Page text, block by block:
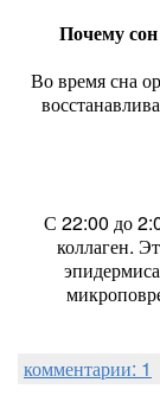
Почему
Во время сна
С 22:00 до
коллаген.
комментарии: 1